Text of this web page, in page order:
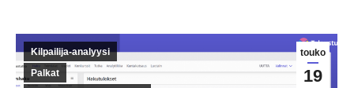
touko
19
Kilpailija-analyysi
Palkat